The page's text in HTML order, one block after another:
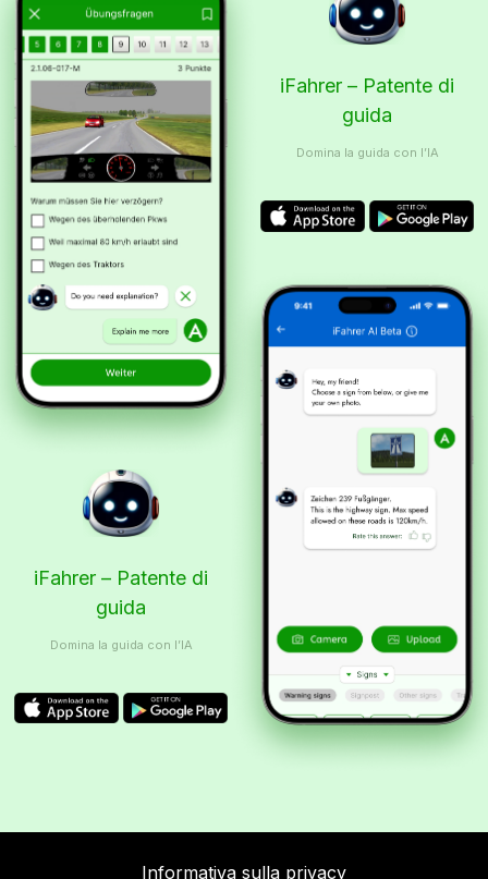
iFahrer – Patente di
guida
Domina la guida con l’IA
iFahrer – Patente di
guida
Domina la guida con l’IA
Informativa sulla privacy